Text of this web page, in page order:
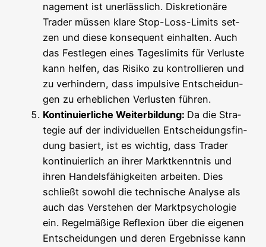
nage­ment ist uner­läss­lich. Dis­kre­tio­nä­re
Trader müs­sen kla­re Stop-Loss-Limits set­
zen und die­se kon­se­quent ein­hal­ten. Auch
das Fest­le­gen eines Tages­li­mits für Ver­lus­te
kann hel­fen, das Risi­ko zu kon­trol­lie­ren und
zu ver­hin­dern, dass impul­si­ve Ent­schei­dun­
gen zu erheb­li­chen Ver­lus­ten führen.
Kon­ti­nu­ier­li­che Wei­ter­bil­dung: Da die Stra­
te­gie auf der indi­vi­du­el­len Ent­schei­dungs­fin­
dung basiert, ist es wich­tig, dass Trader
kon­ti­nu­ier­lich an ihrer Markt­kennt­nis und
ihren Han­dels­fä­hig­kei­ten arbei­ten. Dies
schließt sowohl die tech­ni­sche Ana­ly­se als
auch das Ver­ste­hen der Markt­psy­cho­lo­gie
ein. Regel­mä­ßi­ge Refle­xi­on über die eige­nen
Ent­schei­dun­gen und deren Ergeb­nis­se kann